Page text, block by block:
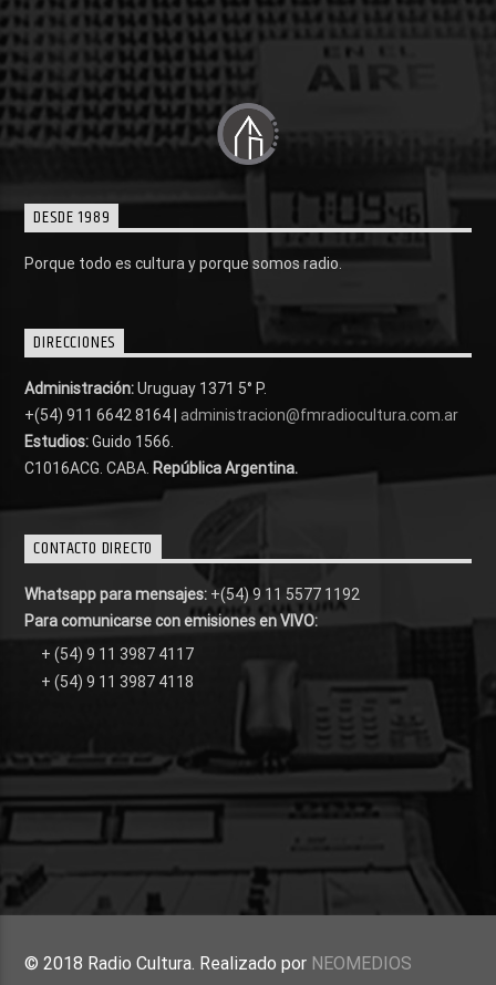
DESDE 1989
Porque todo es cultura y porque somos radio.
DIRECCIONES
Administración:Uruguay 1371 5° P.
+(54) 911 6642 8164 | administracion@fmradiocultura.com.ar
Estudios:Guido 1566.
C1016ACG. CABA. República Argentina.
CONTACTO DIRECTO
Whatsapp para mensajes: +(54) 9 11 5577 1192
Para comunicarse con emisiones en VIVO:
+ (54) 9 11 3987 4117
+ (54) 9 11 3987 4118
© 2018 Radio Cultura. Realizado por NEOMEDIOS